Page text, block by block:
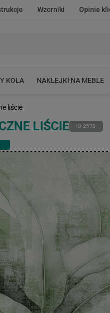
Wzorniki Opinie
KOŁA NAKLEJKI NA MEBLE
liście
LIŚCIE ID 2573